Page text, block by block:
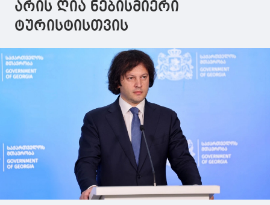
არის ღია ნებისმიერი
ტურისტისთვის